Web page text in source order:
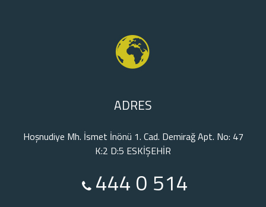
ADRES
Hoşnudiye Mh. İsmet İnönü 1. Cad. Demirağ Apt. No: 47
K:2 D:5 ESKİŞEHİR
444 0 514